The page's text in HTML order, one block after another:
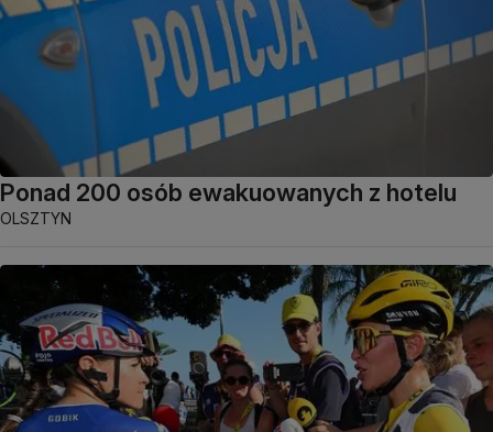
Ponad 200 osób ewakuowanych z hotelu
OLSZTYN